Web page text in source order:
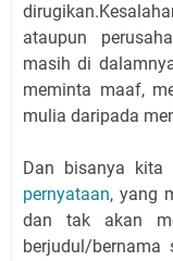
ataupun
masih di
meminta maaf,
mulia daripada
Dan bisanya kita
pernyataan, yang
dan tak akan
berjudul/bernama